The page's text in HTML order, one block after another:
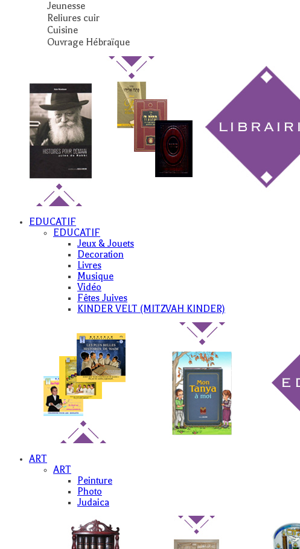
Jeunesse
Reliures cuir
Cuisine
Ouvrage Hébraïque
EDUCATIF
EDUCATIF
Jeux & Jouets
Decoration
Livres
Musique
Vidéo
Fêtes Juives
KINDER VELT (MITZVAH KINDER)
ART
ART
Peinture
Photo
Judaica